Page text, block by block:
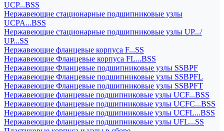
UCP...BSS
Нержавеющие стационарные подшипниковые узлы
UCPA...BSS
Нержавеющие стационарные подшипниковые узлы UP.../
UP...SS
Нержавеющие фланцевые корпуса F...SS
Нержавеющие Фланцевые корпуса FL...BSS
Нержавеющие Фланцевые подшипниковые узлы SSBPF
Нержавеющие Фланцевые подшипниковые узлы SSBPFL
Нержавеющие Фланцевые подшипниковые узлы SSBPFT
Нержавеющие фланцевые подшипниковые узлы UCF...BSS
Нержавеющие фланцевые подшипниковые узлы UCFC...BSS
Нержавеющие фланцевые подшипниковые узлы UCFL...BSS
Нержавеющие фланцевые подшипниковые узлы UFL...SS